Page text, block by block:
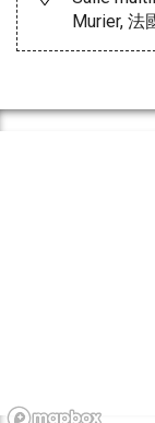
Murier, 法